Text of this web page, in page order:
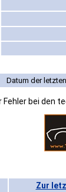
Datum der
Fehler bei den
Zur